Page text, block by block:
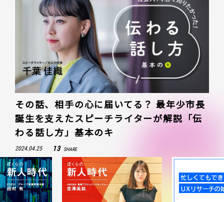
その話、相手の心に届いてる？ 最年少市長
誕生を支えたスピーチライターが解説「伝
わる話し方」基本のキ
2024.04.25 13 SHARE